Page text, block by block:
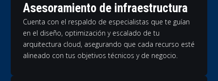
Asesoramiento de infraestructura
Cuenta con el respaldo de especialistas que te guían
en el diseño, optimización y escalado de tu
arquitectura cloud, asegurando que cada recurso esté
alineado con tus objetivos técnicos y de negocio.